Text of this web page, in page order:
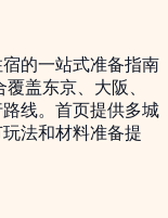
的一站式准备指南
盖东京、大阪、
线。首页提供多城
法和材料准备提